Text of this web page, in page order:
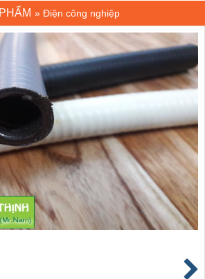
» Điện công nghiệp